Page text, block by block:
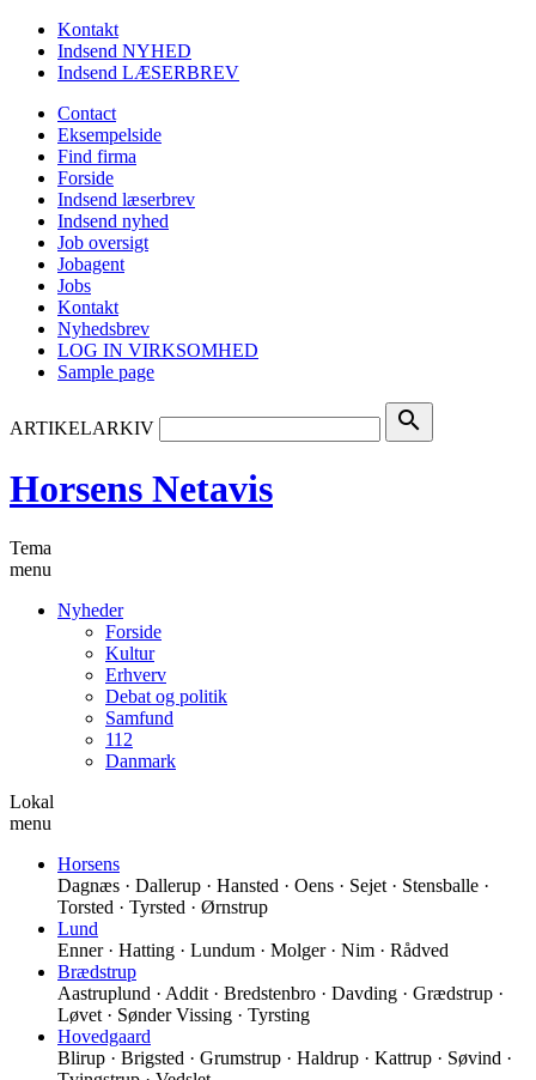
Kontakt
Indsend NYHED
Indsend LÆSERBREV
Contact
Eksempelside
Find firma
Forside
Indsend læserbrev
Indsend nyhed
Job oversigt
Jobagent
Jobs
Kontakt
Nyhedsbrev
LOG IN VIRKSOMHED
Sample page
ARTIKELARKIV search
Horsens Netavis
Tema
menu
Nyheder
Forside
Kultur
Erhverv
Debat og politik
Samfund
112
Danmark
Lokal
menu
Horsens
Dagnæs · Dallerup · Hansted · Oens · Sejet · Stensballe ·
Torsted · Tyrsted · Ørnstrup
Lund
Enner · Hatting · Lundum · Molger · Nim · Rådved
Brædstrup
Aastruplund · Addit · Bredstenbro · Davding · Grædstrup ·
Løvet · Sønder Vissing · Tyrsting
Hovedgaard
Blirup · Brigsted · Grumstrup · Haldrup · Kattrup · Søvind ·